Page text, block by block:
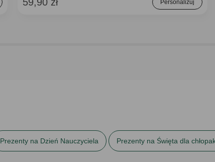
Personalizuj
Prezenty na Dzień Nauczyciela Prezenty na Święta dla